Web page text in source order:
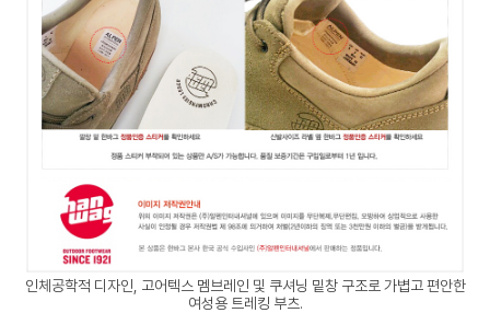
인체공학적 디자인, 고어텍스 멤브레인 및 쿠셔닝 밑창 구조로 가볍고 편안한
여성용 트레킹 부츠.